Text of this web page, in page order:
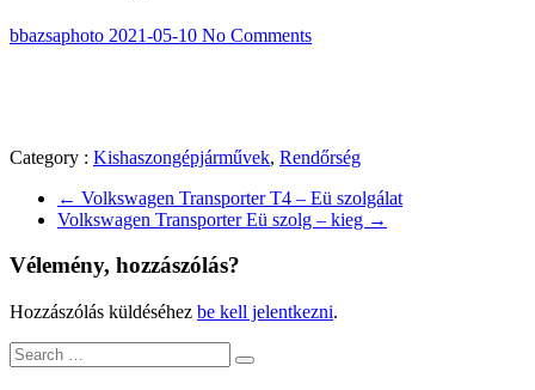
bbazsaphoto 2021-05-10 No Comments
Category : Kishaszongépjárművek, Rendőrség
← Volkswagen Transporter T4 – Eü szolgálat
Volkswagen Transporter Eü szolg – kieg →
Vélemény, hozzászólás?
Hozzászólás küldéséhez be kell jelentkezni.